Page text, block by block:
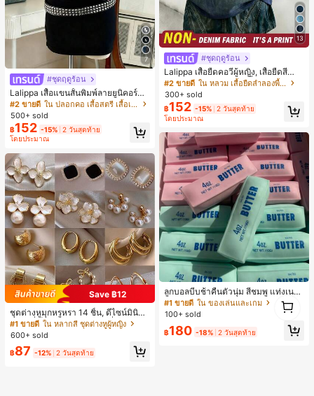
7
#ชุดฤดูร้อน
Lalippa เสื้อแขนสั้นพิมพ์ลายยูนิคอร์นล
ายทางสีตัดกันสำหรับผู้หญิง สไตล์วิทย
าลัย
#2 ขายดี
ใน ปลอกคอ เสื้อสตรี เสื้อเบลาส์ & Tee
500+ sold
฿152 -15% 2 วันสุดท้าย
โดยประมาณ
Save ฿12
ชุดต่างหูมุกหรูหรา 14 ชิ้น, ดีไซน์มินิมอ
ลใหม่ที่เป็นเอกลักษณ์ ต่างหูที่สง่างาม
สำหรับผู้หญิง, ของขวัญสำหรับเธอ
#1 ขายดี ใน หลากสี ชุดต่างหูผู้หญิง
600+ sold
฿87 -12% 2 วันสุดท้าย
13
#ชุดฤดูร้อน
Lalippa เสื้อยืดคอวีผู้หญิง, เสื้อยืดสีน้ำเ
งินสไตล์มินิมอลเรโทร, เสื้อยืดผู้หญิงทร
งหลวมสบาย, พิมพ์ตัวอักษรและตัวเลข
ภาษาอังกฤษ, เสื้อสำหรับออกไปเที่ยวฤ
ดูร้อน, ลวดลายดีไซน์, ความรู้สึกพรีเมีย
ม, ลำลองอเนกประสงค์, สวมใส่ประจำวั
น, กลางแจ้ง, ช้อปปิ้ง, การเดินทาง, เสื้อ
ผ้ากลางแจ้ง
#2 ขายดี
ใน หลวม เสื้อยืดลำลองพื้นฐาน
300+ sold
฿152 -15% 2 วันสุดท้าย
โดยประมาณ
ลูกบอลบีบช้าคืนตัวนุ่ม สีชมพู แท่งเนย
บีบคลายเครียด นุ่มยืดหยุ่น ของเล่นบีบ
4 ออนซ์ ของเล่นเกลือ เหมาะสำหรับขอ
ของขวัญวันเกิด ของขวัญอีสเตอร์ ของ
#1 ขายดี ใน ของเล่นและเกม
100+ sold
฿180 -18% 2 วันสุดท้าย